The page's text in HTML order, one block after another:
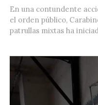
En una contundente
el orden público,
patrullas mixtas ha